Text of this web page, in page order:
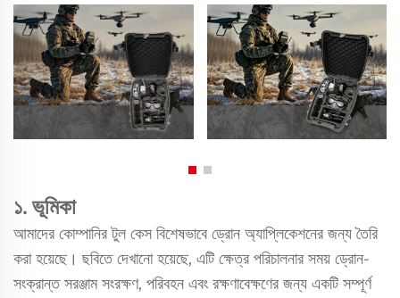
১. ভূমিকা
আমাদের কোম্পানির টুল কেস বিশেষভাবে ড্রোন অ্যাপ্লিকেশনের জন্য তৈরি
করা হয়েছে। ছবিতে দেখানো হয়েছে, এটি ক্ষেত্র পরিচালনার সময় ড্রোন-
সংক্রান্ত সরঞ্জাম সংরক্ষণ, পরিবহন এবং রক্ষণাবেক্ষণের জন্য একটি সম্পূর্ণ